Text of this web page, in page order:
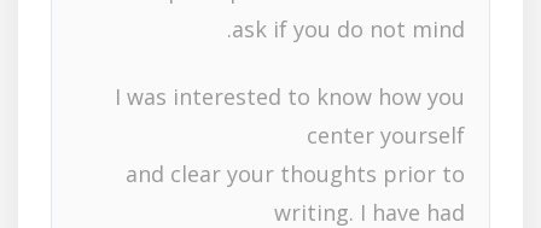
ask if you do not mind.
I was interested to know how you
center yourself
and clear your thoughts prior to
writing. I have had